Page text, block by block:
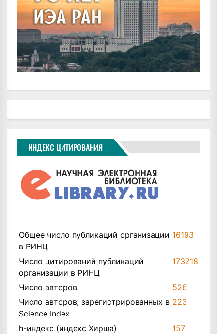
ИНДЕКС ЦИТИРОВАНИЯ
Общее число публикаций организации
в РИНЦ
16193
Число цитирований публикаций
организации в РИНЦ
173218
Число авторов
526
Число авторов, зарегистрированных в
Science Index
223
h-индекс (индекс Хирша)
157